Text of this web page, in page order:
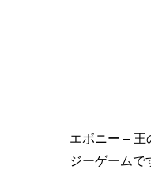
エボニー –
ジーゲームで